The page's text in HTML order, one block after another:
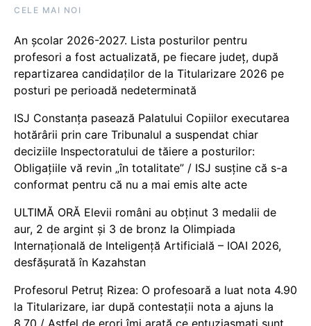
CELE MAI NOI
An școlar 2026-2027. Lista posturilor pentru
profesori a fost actualizată, pe fiecare județ, după
repartizarea candidaților de la Titularizare 2026 pe
posturi pe perioadă nedeterminată
ISJ Constanța pasează Palatului Copiilor executarea
hotărârii prin care Tribunalul a suspendat chiar
deciziile Inspectoratului de tăiere a posturilor:
Obligațiile vă revin „în totalitate” / ISJ susține că s-a
conformat pentru că nu a mai emis alte acte
ULTIMĂ ORĂ Elevii români au obținut 3 medalii de
aur, 2 de argint și 3 de bronz la Olimpiada
Internațională de Inteligență Artificială – IOAI 2026,
desfășurată în Kazahstan
Profesorul Petruț Rizea: O profesoară a luat nota 4.90
la Titularizare, iar după contestații nota a ajuns la
8.70 / Astfel de erori îmi arată ce entuziasmați sunt